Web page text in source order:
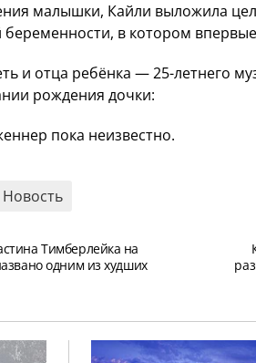
малышки, Кайли выложила
в котором
и отца ребёнка — 25-летнего
рождения дочки:
пока неизвестно.
Новость
Тимберлейка на
одним из худших